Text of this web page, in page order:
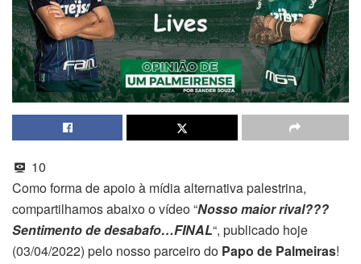
10
Como forma de apoio à mídia alternativa palestrina,
compartilhamos abaixo o vídeo “Nosso maior rival???
Sentimento de desabafo…FINAL“, publicado hoje
(03/04/2022) pelo nosso parceiro do Papo de Palmeiras!